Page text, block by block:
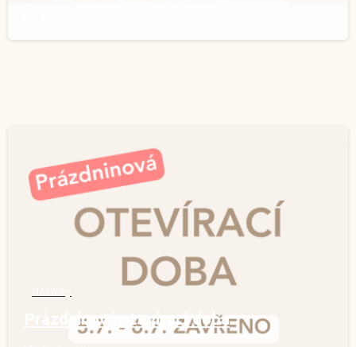
Prázdninová otevírací doba